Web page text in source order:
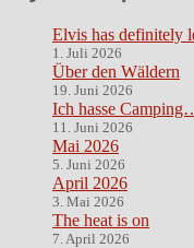
Elvis has definitely
1. Juli 2026
Über den Wäldern
19. Juni 2026
Ich hasse
11. Juni 2026
Mai 2026
5. Juni 2026
April 2026
3. Mai 2026
The heat is on
7. April 2026